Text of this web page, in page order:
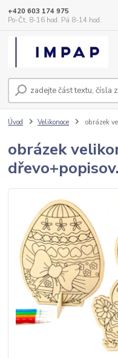
+420 603 174 975
Po-Čt, 8-16 hod. Pá 8-14 hod.
Úvod Velikonoce obrázek
obrázek
dřevo+popisov.